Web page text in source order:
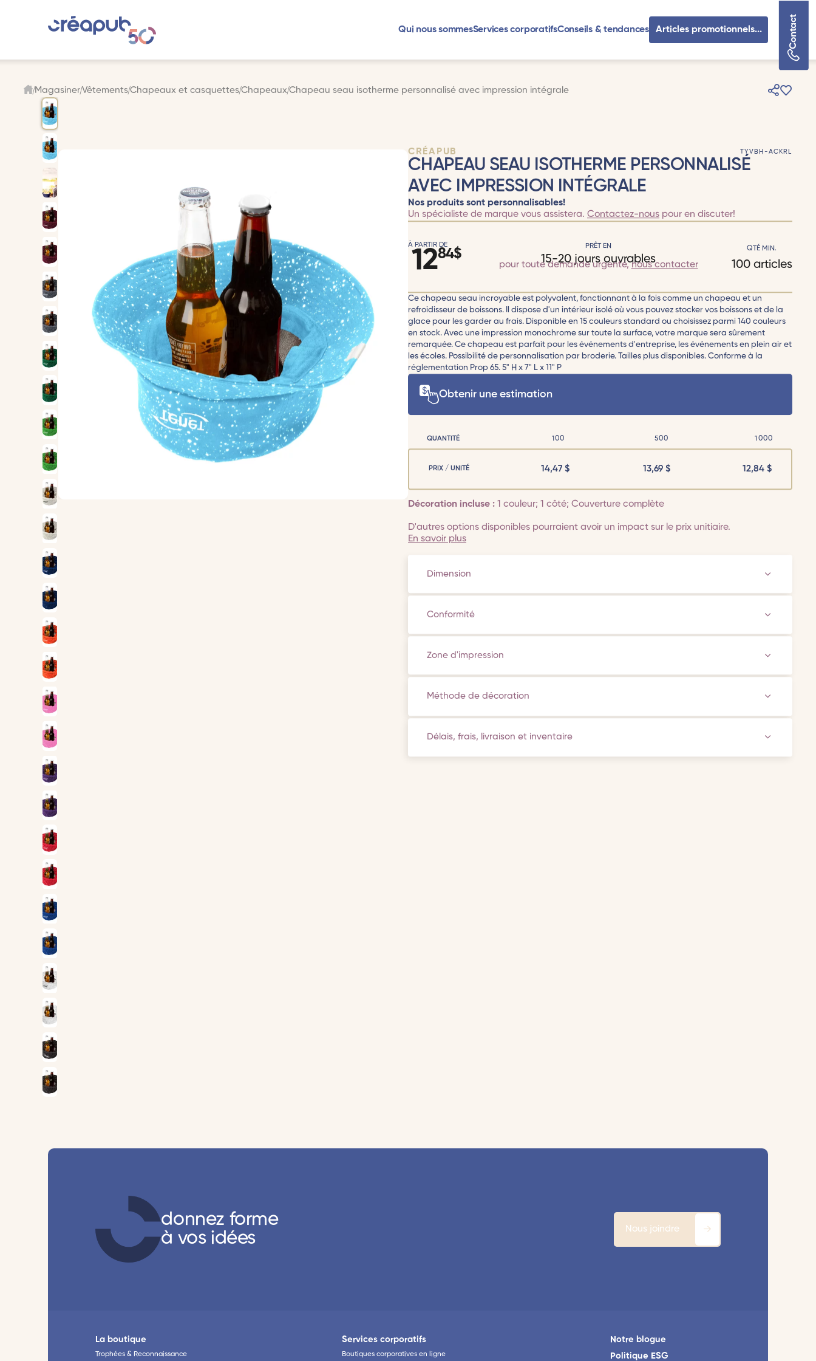
Qui nous sommesServices corporatifsConseils & tendances Contact
Articles promotionnels...
Magasiner Vêtements Chapeaux et casquettes Chapeaux Chapeau seau isotherme personnalisé avec impression intégrale
CRÉAPUB TYVBH-ACKRL
CHAPEAU SEAU ISOTHERME PERSONNALISÉ
AVEC IMPRESSION INTÉGRALE
Nos produits sont personnalisables!
Un spécialiste de marque vous assistera. Contactez-nous pour en discuter!
À PARTIR DE
1284$
PRÊT EN
15-20 jours ouvrables
pour toute demande urgente,nous contacter
QTÉ MIN.
100 articles
Ce chapeau seau incroyable est polyvalent, fonctionnant à la fois comme un chapeau et un
refroidisseur de boissons. Il dispose d'un intérieur isolé où vous pouvez stocker vos boissons et de la
glace pour les garder au frais. Disponible en 15 couleurs standard ou choisissez parmi 140 couleurs
en stock. Avec une impression monochrome sur toute la surface, votre marque sera sûrement
remarquée. Ce chapeau est parfait pour les événements d'entreprise, les événements en plein air et
les écoles. Possibilité de personnalisation par broderie. Tailles plus disponibles. Conforme à la
réglementation Prop 65. 5" H x 7" L x 11" P
Obtenir une estimation
QUANTITÉ 100 500 1000
PRIX / UNITÉ 14,47 $ 13,69$ 12,84 $
Décoration incluse : 1 couleur; 1 côté; Couverture complète
D'autres options disponibles pourraient avoir un impact sur le prix unitiaire.
En savoir plus
Dimension
Conformité
Zone d'impression
Méthode de décoration
Délais, frais, livraison et inventaire
donnez forme
à vos idées
Nous joindre
La boutique
Trophées & Reconnaissance
Services corporatifs
Boutiques corporatives en ligne
Notre blogue
Politique ESG